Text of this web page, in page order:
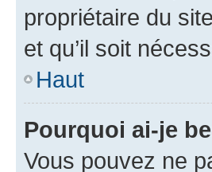
propriétaire du
et qu’il soit
Haut
Pourquoi ai-je
Vous pouvez ne